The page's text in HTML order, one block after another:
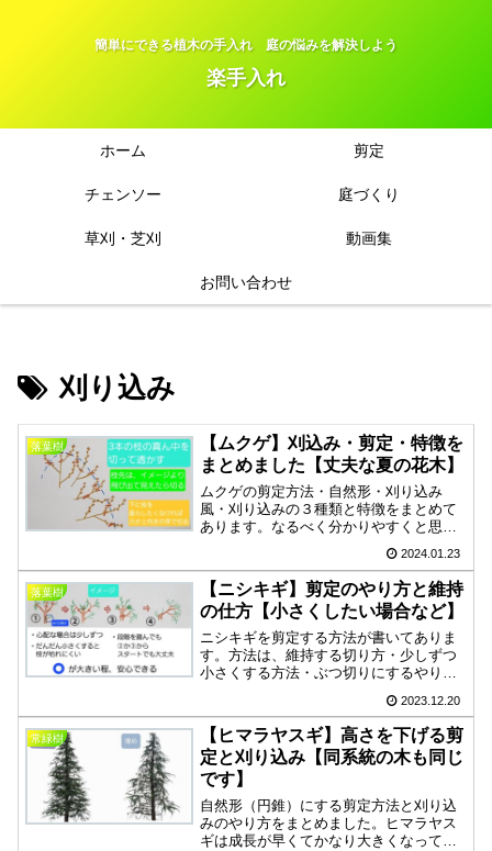
簡単にできる植木の手入れ 庭の悩みを解決しよう
楽手入れ
ホーム 剪定
チェンソー 庭づくり
草刈・芝刈 動画集
お問い合わせ
刈り込み
落葉樹
【ムクゲ】刈込み・剪定・特徴を
まとめました【丈夫な夏の花木】
ムクゲの剪定方法・自然形・刈り込み
風・刈り込みの３種類と特徴をまとめて
あります。なるべく分かりやすくと思
い、手書きですが画像が貼ってありま
す。ムクゲは、枝が柔らかく切りやすい
ので剪定の練習に良いと思います。透か
し手入れや芽に合わせて切る方法は他の
樹種でも使えるので、この方法で剪定の
練習をお試しいただけたら幸いです。
2024.01.23
落葉樹
【ニシキギ】剪定のやり方と維持
の仕方【小さくしたい場合など】
ニシキギを剪定する方法が書いてありま
す。方法は、維持する切り方・少しずつ
小さくする方法・ぶつ切りにするやり方
く簡単にやり方をお伝えできればと考え
ております。もしよかったら読んでいた
だき、知識にして試してみてください。
2023.12.20
常緑樹
【ヒマラヤスギ】高さを下げる剪
定と刈り込み【同系統の木も同じ
です】
自然形（円錐）にする剪定方法と刈り込
みのやり方をまとめました。ヒマラヤス
ギは成長が早くてかなり大きくなってし